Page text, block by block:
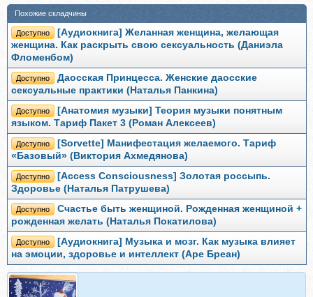
Похожие складчины
Доступно
[Аудиокнига] Желанная женщина, желающая
женщина. Как раскрыть свою сексуальность (Даниэла
Фломенбом)
Доступно
Даосская Принцесса. Женские даосские
сексуальные практики (Наталья Панкина)
Доступно
[Анатомия музыки] Теория музыки понятным
языком. Тариф Пакет 3 (Роман Алексеев)
Доступно
[Sorvette] Манифестация желаемого. Тариф
«Базовый» (Виктория Ахмедянова)
Доступно
[Access Consciousness] Золотая россыпь.
Здоровье (Наталья Патрушева)
Доступно
Счастье быть женщиной. Рожденная женщиной +
рожденная желать (Наталья Покатилова)
Доступно
[Аудиокнига] Музыка и мозг. Как музыка влияет
на эмоции, здоровье и интеллект (Аре Бреан)